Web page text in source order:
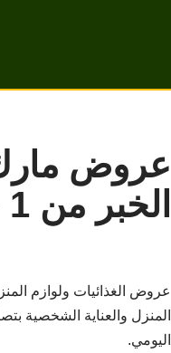
عروض
الخبر من 1 حتى 7 ابريل
عروض الغذائيات ولوازم
المنزل والعناية الشخصية
اليومي.